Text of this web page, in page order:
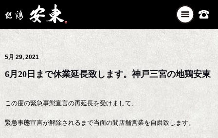
ナ
ビ
ゲ
シ
ョ
ン
替
5月 29, 2021
6月20日まで休業延長致します。神戸三宮の地鶏安東
この度の緊急事態宣言の再延長を受けまして、
緊急事態宣言が解除されるまで当面の間店舗営業を自粛致します。